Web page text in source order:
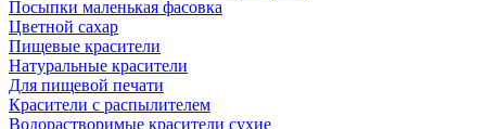
Посыпки маленькая фасовка
Цветной сахар
Пищевые красители
Натуральные красители
Для пищевой печати
Красители с распылителем
Водорастворимые красители сухие